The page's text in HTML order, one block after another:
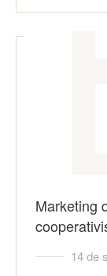
Marketing
14 de